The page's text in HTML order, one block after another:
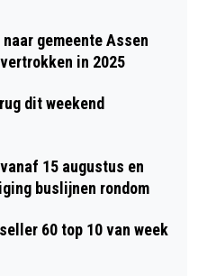
gemeente Assen
in 2025
dit weekend
15 augustus en
buslijnen rondom
60 top 10 van week